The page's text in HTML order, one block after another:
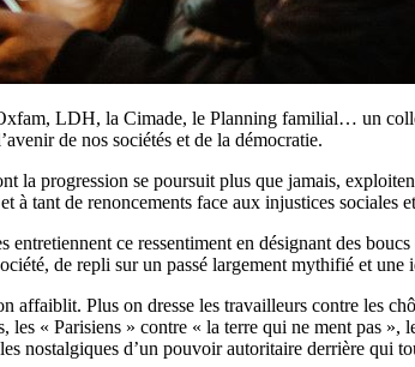
LDH, la Cimade, le Planning familial… un
de nos sociétés et de la démocratie.
la progression se poursuit plus que jamais,
à tant de renoncements face aux injustices sociales
entretiennent ce ressentiment en désignant des
de repli sur un passé largement mythifié et une
affaiblit. Plus on dresse les travailleurs contre les
les « Parisiens » contre « la terre qui ne ment pas
nostalgiques d’un pouvoir autoritaire derrière qui